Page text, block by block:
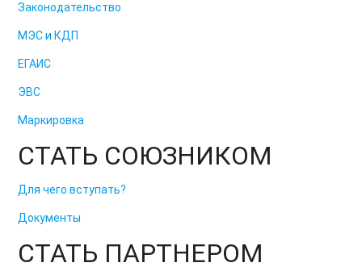
Законодательство
МЭС и КДП
ЕГАИС
ЭВС
Маркировка
СТАТЬ СОЮЗНИКОМ
Для чего вступать?
Документы
СТАТЬ ПАРТНЕРОМ